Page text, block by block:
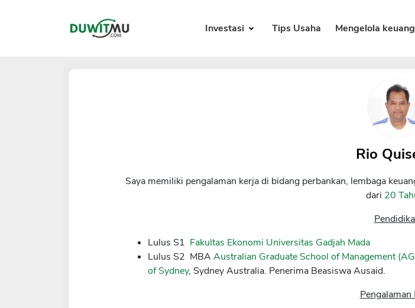
Investasi Tips Usaha Mengelola
Rio
Saya memiliki pengalaman kerja di bidang perbankan, lembaga
dari 20
Lulus S1 Fakultas Ekonomi Universitas Gadjah Mada
Lulus S2 MBAAustralian Graduate School of Management
of Sydney, Sydney Australia. Penerima Beasiswa Ausaid.
Pengalaman